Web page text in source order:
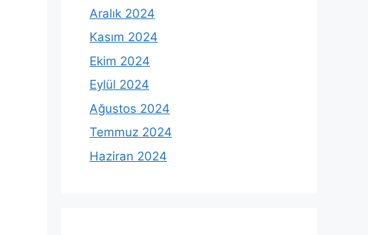
Aralık 2024
Kasım 2024
Ekim 2024
Eylül 2024
Ağustos 2024
Temmuz 2024
Haziran 2024